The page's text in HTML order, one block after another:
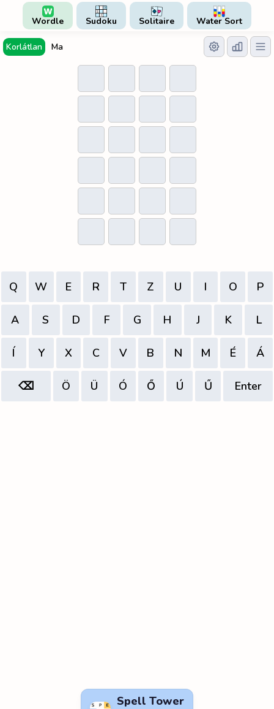
Wordle Sudoku Solitaire Water Sort
Korlátlan Ma
Q W E R T Z U I O P
A S D F G H J K L
Í Y X C V B N M É Á
⌫ Ö Ü Ó Ő Ú Ű Enter
Spell Tower